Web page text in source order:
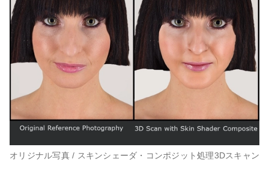
オリジナル写真 / スキンシェーダ・コンポジット処理3Dスキャン